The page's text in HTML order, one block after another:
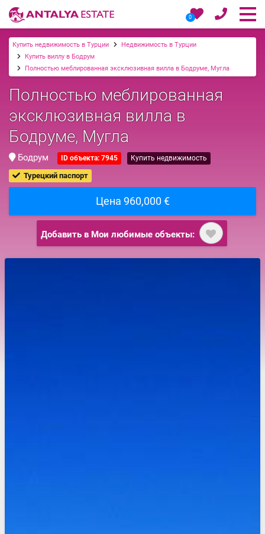
0
Купить недвижимость в Турции
Недвижимость в Турции
Купить виллу в Бодрум
Полностью меблированная эксклюзивная вилла в Бодруме, Мугла
Полностью меблированная
эксклюзивная вилла в
Бодруме, Мугла
Бодрум ID объекта: 7945 Купить недвижимость
Турецкий паспорт
Цена 960,000 €
Добавить в Мои любимые объекты: